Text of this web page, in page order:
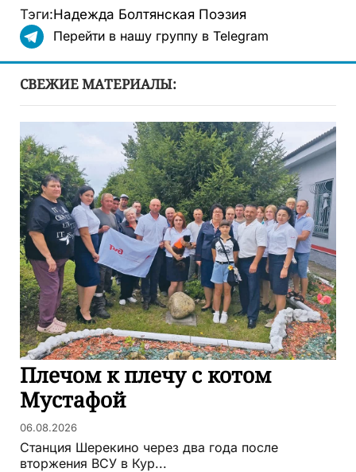
Тэги:Надежда Болтянская Поэзия
Перейти в нашу группу в Telegram
СВЕЖИЕ МАТЕРИАЛЫ:
Плечом к плечу с котом
Мустафой
06.08.2026
Станция Шерекино через два года после
вторжения ВСУ в Кур...